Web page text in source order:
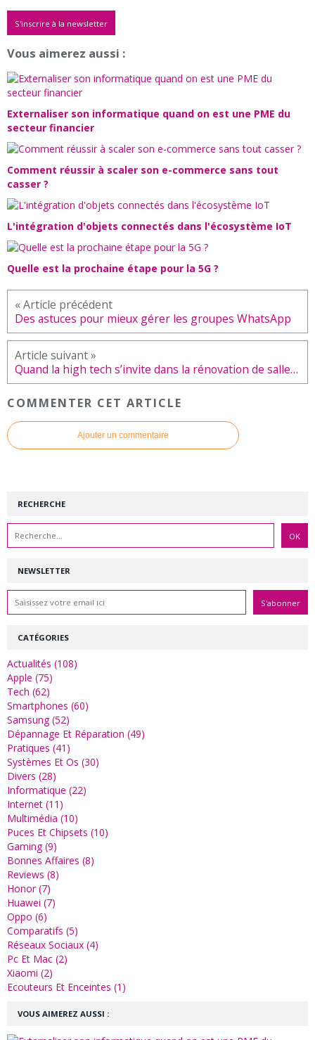
S'inscrire à la newsletter
Vous aimerez aussi :
Externaliser son informatique quand on est une PME du
secteur financier
Comment réussir à scaler son e-commerce sans tout
casser ?
L'intégration d'objets connectés dans l'écosystème IoT
Quelle est la prochaine étape pour la 5G ?
Des astuces pour mieux gérer les groupes WhatsApp
Quand la high tech s’invite dans la rénovation de salles de bain
COMMENTER CET ARTICLE
Ajouter un commentaire
NEWSLETTER
RECHERCHE
VOUS AIMEREZ AUSSI :
CATÉGORIES
Actualités (108)
Apple (75)
Tech (62)
Smartphones (60)
Samsung (52)
Dépannage Et Réparation (49)
Pratiques (41)
Systèmes Et Os (30)
Divers (28)
Informatique (22)
Internet (11)
Multimédia (10)
Puces Et Chipsets (10)
Gaming (9)
Bonnes Affaires (8)
Reviews (8)
Honor (7)
Huawei (7)
Oppo (6)
Comparatifs (5)
Réseaux Sociaux (4)
Pc Et Mac (2)
Xiaomi (2)
Ecouteurs Et Enceintes (1)